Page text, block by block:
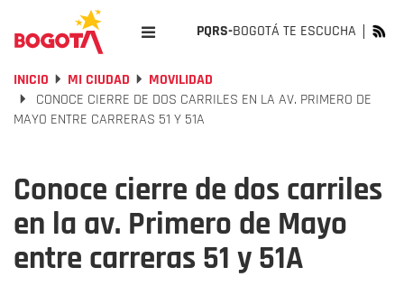
PQRS-BOGOTÁ TE ESCUCHA
INICIO MI CIUDAD
MOVILIDAD
CONOCE CIERRE DE DOS CARRILES EN LA AV. PRIMERO DE
MAYO ENTRE CARRERAS 51 Y 51A
Conoce cierre de dos carriles
en la av. Primero de Mayo
entre carreras 51 y 51A